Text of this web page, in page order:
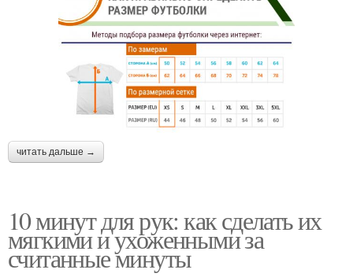
читать дальше →
10 минут для рук: как сделать их
мягкими и ухоженными за
считанные минуты